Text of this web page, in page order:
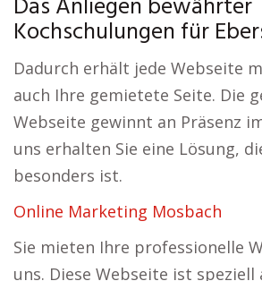
Das Anliegen bewährter
Kochschulungen für
Dadurch erhält jede Webseite
auch Ihre gemietete Seite. Die
Webseite gewinnt an Präsenz
uns erhalten Sie eine Lösung,
besonders ist.
Online Marketing Mosbach
Sie mieten Ihre professionelle
uns. Diese Webseite ist